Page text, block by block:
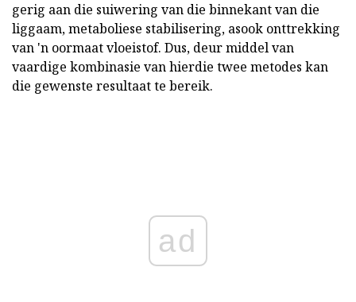
gerig aan die suiwering van die binnekant van die
liggaam, metaboliese stabilisering, asook onttrekking
van 'n oormaat vloeistof. Dus, deur middel van
vaardige kombinasie van hierdie twee metodes kan
die gewenste resultaat te bereik.
ad